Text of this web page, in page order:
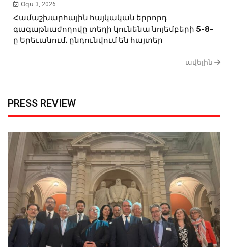
Օգս 3, 2026
Համաշխարհային հայկական երրորդ
գագաթնաժողովը տեղի կունենա նոյեմբերի 5-8-
ը Երեւանում. ընդունվում են հայտեր
ավելին
PRESS REVIEW